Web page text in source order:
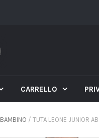
CARRELLO
BAMBINO / TUTA LEONE JUNIOR